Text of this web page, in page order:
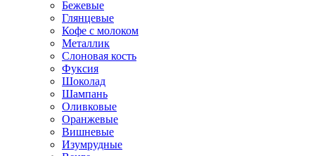
Бежевые
Глянцевые
Кофе с молоком
Металлик
Слоновая кость
Фуксия
Шоколад
Шампань
Оливковые
Оранжевые
Вишневые
Изумрудные